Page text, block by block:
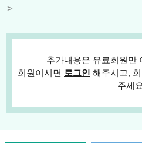
>
추가내용은 유료회원만
회원이시면 로그인 해주시고,
주세